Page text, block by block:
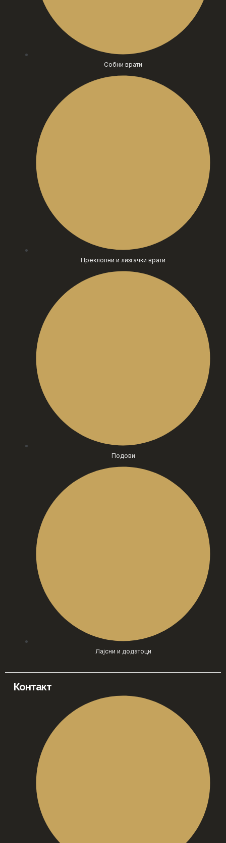
Собни врати
Преклопни и лизгачки врати
Подови
Лајсни и додатоци
Контакт